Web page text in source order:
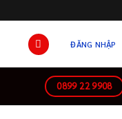
ĐĂNG NHẬP
0899 22 9908